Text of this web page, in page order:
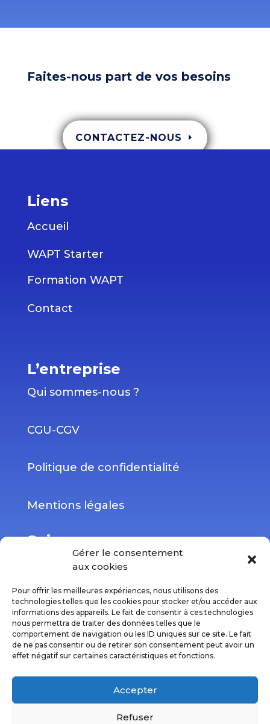
Gérer le consentement
aux cookies
Pour offrir les meilleures expériences, nous utilisons des
technologies telles que les cookies pour stocker et/ou accéder aux
informations des appareils. Le fait de consentir à ces technologies
nous permettra de traiter des données telles que le
comportement de navigation ou les ID uniques sur ce site. Le fait
de ne pas consentir ou de retirer son consentement peut avoir un
effet négatif sur certaines caractéristiques et fonctions.
Accepter
Refuser
Faites-nous part de vos besoins
CONTACTEZ-NOUS
Liens
Accueil
WAPT Starter
Formation WAPT
Contact
L’entreprise
Qui sommes-nous ?
CGU-CGV
Politique de confidentialité
Mentions légales
Suivez-nous
Comitari, 12 avenue Jules Verne, Bât A 44230
Saint-Sébastien-sur-LoireFrance
Copyright © 2026 Comitari